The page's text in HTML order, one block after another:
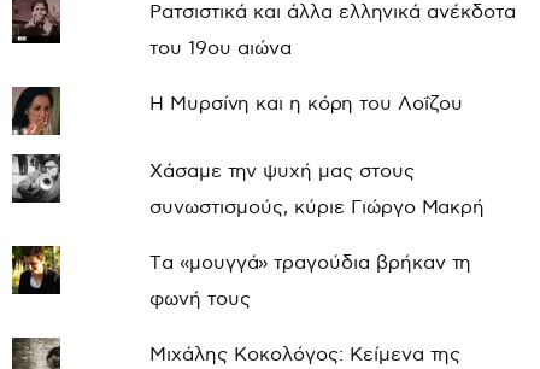
Ρατσιστικά και άλλα ελληνικά ανέκδοτα
του 19ου αιώνα
Η Μυρσίνη και η κόρη του Λοΐζου
Χάσαμε την ψυχή μας στους
συνωστισμούς, κύριε Γιώργο Μακρή
Τα «μουγγά» τραγούδια βρήκαν τη
φωνή τους
Μιχάλης Κοκολόγος: Κείμενα της